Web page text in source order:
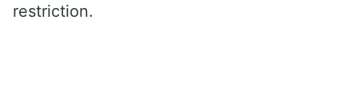
restriction.